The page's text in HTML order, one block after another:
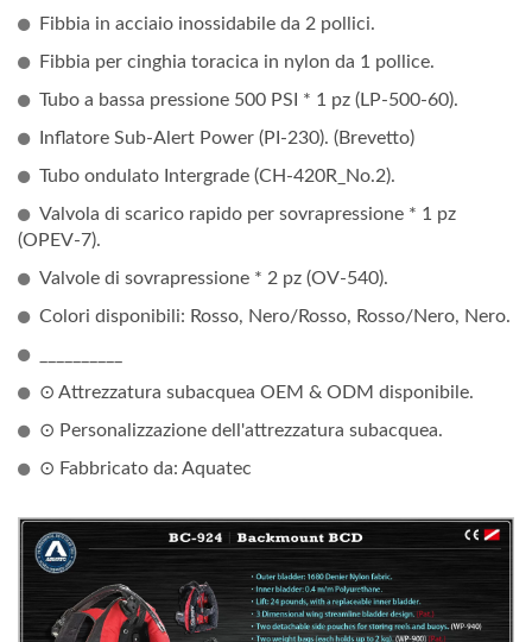
Fibbia in acciaio inossidabile da 2 pollici.
Fibbia per cinghia toracica in nylon da 1 pollice.
Tubo a bassa pressione 500 PSI * 1 pz (LP-500-60).
Inflatore Sub-Alert Power (PI-230). (Brevetto)
Tubo ondulato Intergrade (CH-420R_No.2).
Valvola di scarico rapido per sovrapressione * 1 pz
(OPEV-7).
Valvole di sovrapressione * 2 pz (OV-540).
Colori disponibili: Rosso, Nero/Rosso, Rosso/Nero, Nero.
⊙ Attrezzatura subacquea OEM & ODM disponibile.
⊙ Personalizzazione dell'attrezzatura subacquea.
⊙ Fabbricato da: Aquatec